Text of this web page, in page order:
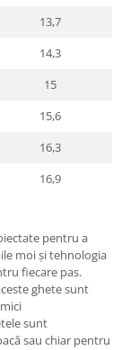
13,7
14,3
15
15,6
16,3
16,9
pentru a
moi și tehnologia
fiecare pas.
ghete sunt
sunt
sau chiar pentru